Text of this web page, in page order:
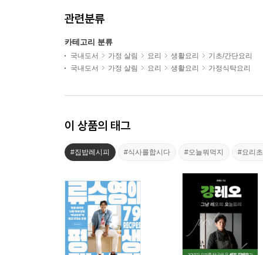
관련분류
카테고리 분류
국내도서 가정 살림 요리 생활요리
기초/간단요리
국내도서
가정 살림 요리 생활요리 가정식탁요리
이 상품의 태그
#집밥레시피 #식사를합시다 #오늘뭐먹지 #요리